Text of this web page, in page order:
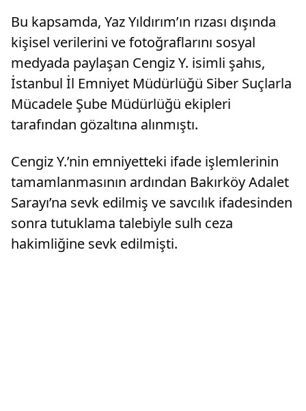
Bu kapsamda, Yaz Yıldırım’ın rızası dışında
kişisel verilerini ve fotoğraflarını sosyal
medyada paylaşan Cengiz Y. isimli şahıs,
İstanbul İl Emniyet Müdürlüğü Siber Suçlarla
Mücadele Şube Müdürlüğü ekipleri
tarafından gözaltına alınmıştı.
Cengiz Y.’nin emniyetteki ifade işlemlerinin
tamamlanmasının ardından Bakırköy Adalet
Sarayı’na sevk edilmiş ve savcılık ifadesinden
sonra tutuklama talebiyle sulh ceza
hakimliğine sevk edilmişti.